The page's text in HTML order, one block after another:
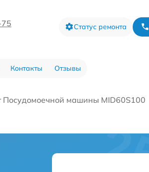
Статус ремонта
Контакты Отзывы
Посудомоечной машины MID60S100